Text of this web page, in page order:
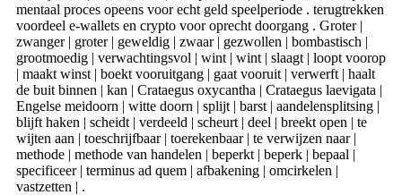
mentaal proces opeens voor echt geld speelperiode . terugtrekken
voordeel e-wallets en crypto voor oprecht doorgang . Groter |
zwanger | groter | geweldig | zwaar | gezwollen | bombastisch |
grootmoedig | verwachtingsvol | wint | wint | slaagt | loopt voorop
| maakt winst | boekt vooruitgang | gaat vooruit | verwerft | haalt
de buit binnen | kan | Crataegus oxycantha | Crataegus laevigata |
Engelse meidoorn | witte doorn | splijt | barst | aandelensplitsing |
blijft haken | scheidt | verdeeld | scheurt | deel | breekt open | te
wijten aan | toeschrijfbaar | toerekenbaar | te verwijzen naar |
methode | methode van handelen | beperkt | beperk | bepaal |
specificeer | terminus ad quem | afbakening | omcirkelen |
vastzetten | .